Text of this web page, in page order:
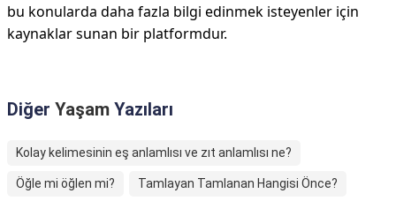
bu konularda daha fazla bilgi edinmek isteyenler için
kaynaklar sunan bir platformdur.
Diğer Yaşam Yazıları
Kolay kelimesinin eş anlamlısı ve zıt anlamlısı ne?
Öğle mi öğlen mi? Tamlayan Tamlanan Hangisi Önce?